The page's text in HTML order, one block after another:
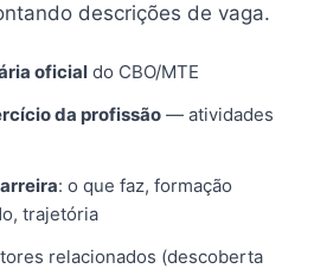
descrições de vaga.
oficial do CBO/MTE
da profissão — atividades
: o que faz, formação
trajetória
relacionados (descoberta